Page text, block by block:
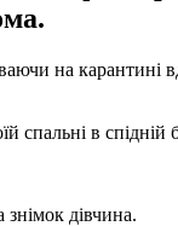
на карантині
спальні в спідній
знімок дівчина.